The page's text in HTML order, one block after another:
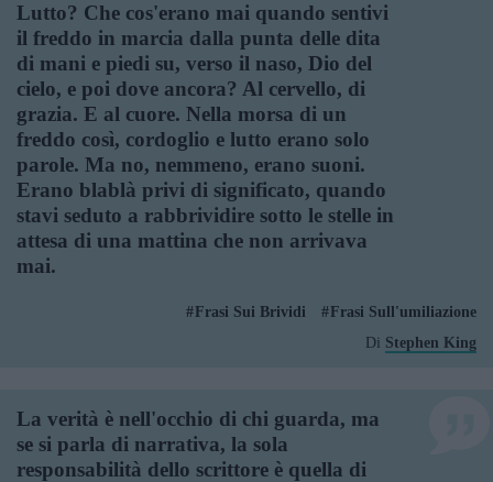
Lutto? Che cos'erano mai quando sentivi
il freddo in marcia dalla punta delle dita
di mani e piedi su, verso il naso, Dio del
cielo, e poi dove ancora? Al cervello, di
grazia. E al cuore. Nella morsa di un
freddo così, cordoglio e lutto erano solo
parole. Ma no, nemmeno, erano suoni.
Erano blablà privi di significato, quando
stavi seduto a rabbrividire sotto le stelle in
attesa di una mattina che non arrivava
mai.
Frasi Sui Brividi
Frasi Sull'umiliazione
Di Stephen King
La verità è nell'occhio di chi guarda, ma
se si parla di narrativa, la sola
responsabilità dello scrittore è quella di